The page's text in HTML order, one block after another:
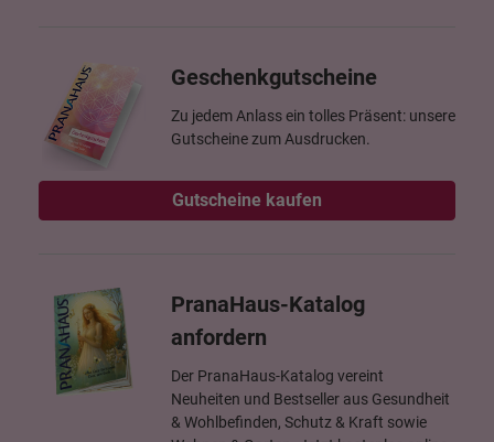
Geschenkgutscheine
Zu jedem Anlass ein tolles Präsent: unsere
Gutscheine zum Ausdrucken.
Gutscheine kaufen
PranaHaus-Katalog
anfordern
Der PranaHaus-Katalog vereint
Neuheiten und Bestseller aus Gesundheit
& Wohlbefinden, Schutz & Kraft sowie